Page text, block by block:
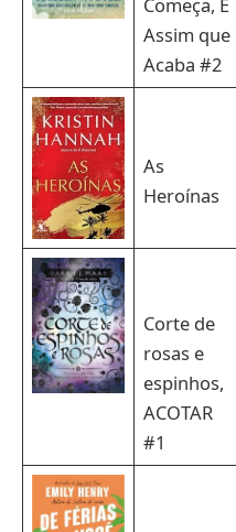
Começa, É
Assim que
Acaba #2
As
Heroínas
Corte de
rosas e
espinhos,
ACOTAR
#1